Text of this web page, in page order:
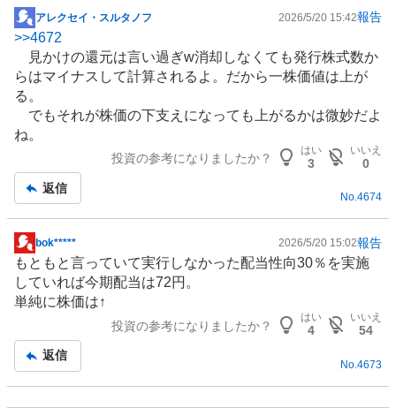
掲
示
記
事
アレクセイ・スルタノフ 2026/5/20 15:42報告
>>4672
見かけの還元は言い過ぎw消却しなくても発行株式数か
らはマイナスして計算されるよ。だから一株価値は上が
る。
でもそれが株価の下支えになっても上がるかは微妙だよ
ね。
投資の参考になりましたか？
はい
3
いいえ
0
返信
No.4674
掲
示
板
記
bok***** 2026/5/20 15:02報告
もともと言っていて実行しなかった配当性向30％を実施
していれば今期配当は72円。
単純に株価は↑
投資の参考になりましたか？
はい
4
いいえ
54
返信
No. 4673